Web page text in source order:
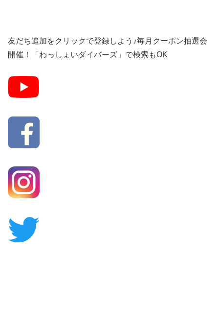
友だち追加をクリックで登録しよう♪毎月クーポン抽選会
開催！「わっしょいダイバーズ」で検索もOK